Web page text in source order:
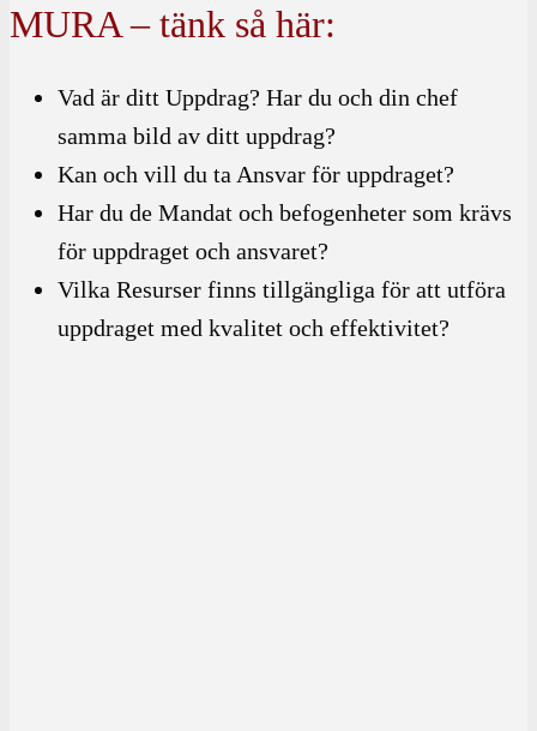
MURA – tänk så här:
Vad är ditt Uppdrag? Har du och din chef
samma bild av ditt uppdrag?
Kan och vill du ta Ansvar för uppdraget?
Har du de Mandat och befogenheter som krävs
för uppdraget och ansvaret?
Vilka Resurser finns tillgängliga för att utföra
uppdraget med kvalitet och effektivitet?